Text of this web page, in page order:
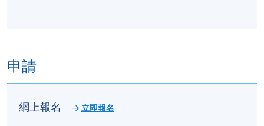
日期 / 時間
逢周二，7:00pm - 10:00pm
修業期
申請
網上報名 立即報名